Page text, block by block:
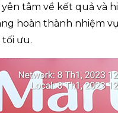
tâm về kết quả và
hoàn thành nhiệm
ưu.